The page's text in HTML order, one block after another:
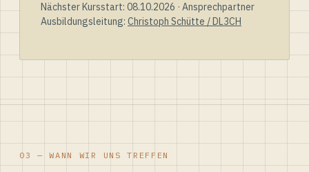
Nächster Kursstart: 08.10.2026 · Ansprechpartner
Ausbildungsleitung: Christoph Schütte / DL3CH
03 — WANN WIR UNS TREFFEN